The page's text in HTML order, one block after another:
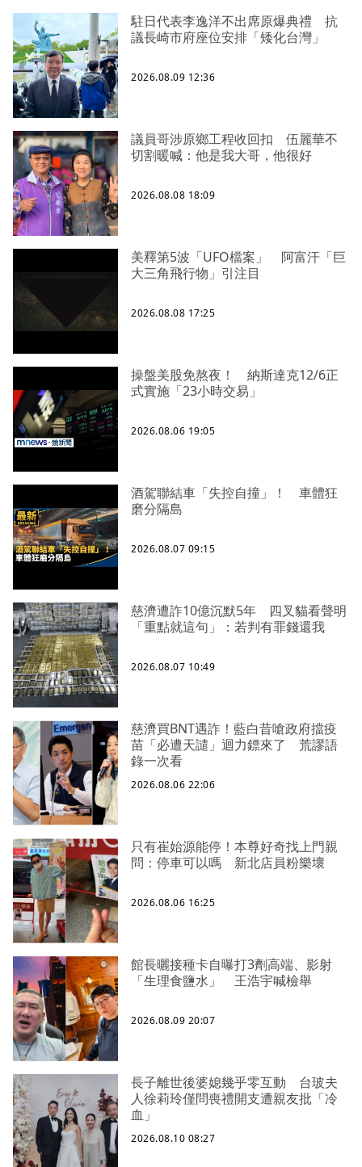
駐日代表李逸洋不出席原爆典禮 抗
議長崎市府座位安排「矮化台灣」
2026.08.09 12:36
議員哥涉原鄉工程收回扣 伍麗華不
切割暖喊：他是我大哥，他很好
2026.08.08 18:09
美釋第5波「UFO檔案」 阿富汗「巨
大三角飛行物」引注目
2026.08.08 17:25
操盤美股免熬夜！ 納斯達克12/6正
式實施「23小時交易」
2026.08.06 19:05
酒駕聯結車「失控自撞」！ 車體狂
磨分隔島
2026.08.07 09:15
慈濟遭詐10億沉默5年 四叉貓看聲明
「重點就這句」：若判有罪錢還我
2026.08.07 10:49
慈濟買BNT遇詐！藍白昔嗆政府擋疫
苗「必遭天譴」迴力鏢來了 荒謬語
錄一次看
2026.08.06 22:06
只有崔始源能停！本尊好奇找上門親
問：停車可以嗎 新北店員粉樂壞
2026.08.06 16:25
館長曬接種卡自曝打3劑高端、影射
「生理食鹽水」 王浩宇喊檢舉
2026.08.09 20:07
長子離世後婆媳幾乎零互動 台玻夫
人徐莉玲僅問喪禮開支遭親友批「冷
血」
2026.08.10 08:27